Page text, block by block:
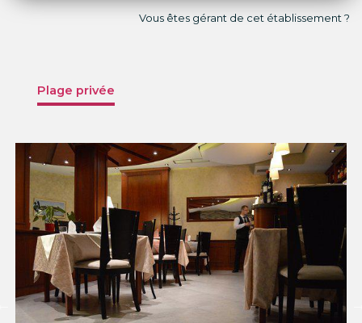
Vous êtes gérant de cet établissement ?
Plage privée